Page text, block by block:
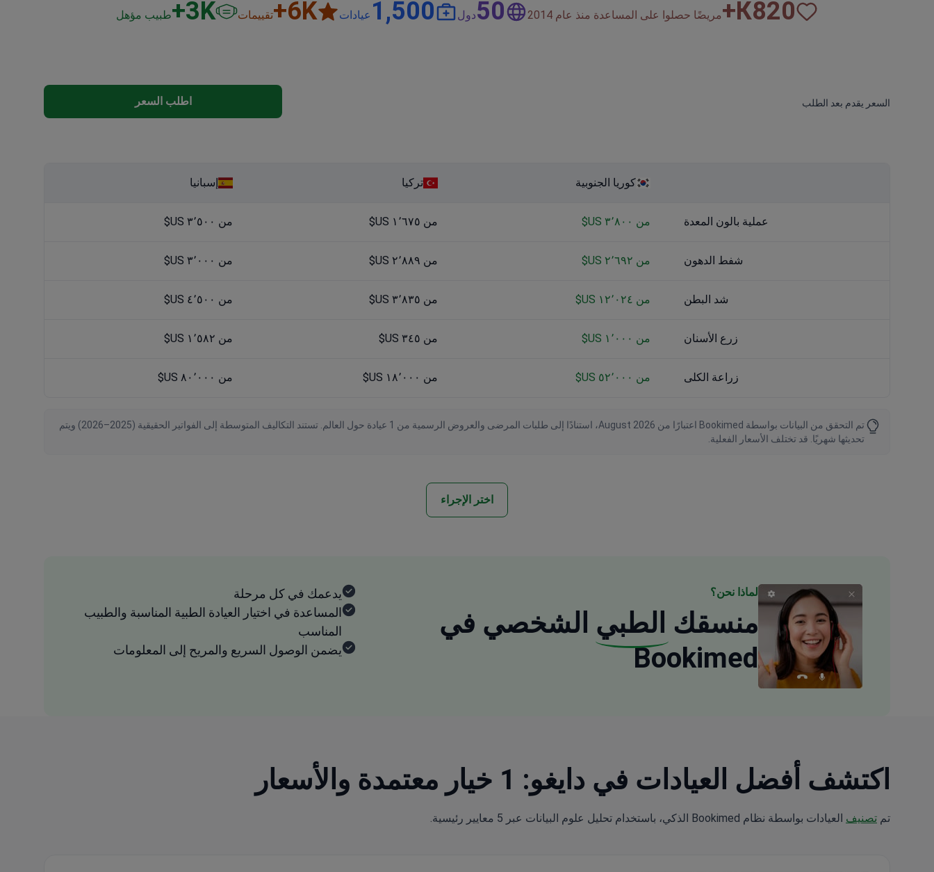
820
К+ مريضًا حصلوا على المساعدة منذ عام 2014 50دول 1,500 عيادات 6K+ تقييمات 3K+ طبيب مؤهل
السعر يقدم بعد الطلب اطلب السعر
كوريا الجنوبية تركيا إسبانيا
عملية بالون المعدة من ٣٬٨٠٠ US$ من ١٬٦٧٥ US$ من ٣٬٥٠٠ US$
شفط الدهون من ٢٬٦٩٢ US$ من ٢٬٨٨٩ US$ من ٣٬٠٠٠ US$
شد البطن من ١٢٬٠٢٤ US$ من ٣٬٨٣٥ US$ من ٤٬٥٠٠ US$
زرع الأسنان من ١٬٠٠٠ US$ من ٣٤٥ US$ من ١٬٥٨٢ US$
زراعة الكلى من ٥٢٬٠٠٠ US$ من ١٨٬٠٠٠ US$ من ٨٠٬٠٠٠ US$
تم التحقق من البيانات بواسطة Bookimed اعتبارًا من August 2026، استنادًا إلى طلبات المرضى والعروض الرسمية من 1 عيادة حول العالم. تستند التكاليف المتوسطة إلى الفواتير الحقيقية (2025–2026) ويتم
تحديثها شهريًا. قد تختلف الأسعار الفعلية.
اختر الإجراء
لماذا نحن؟
منسقك الطبي الشخصي في
Bookimed
يدعمك في كل مرحلة
المساعدة في اختيار العيادة الطبية المناسبة والطبيب
المناسب
يضمن الوصول السريع والمريح إلى المعلومات
اكتشف أفضل العيادات في دايغو: 1 خيار معتمدة والأسعار
تم تصنيف العيادات بواسطة نظام Bookimed الذكي، باستخدام تحليل علوم البيانات عبر 5 معايير رئيسية.